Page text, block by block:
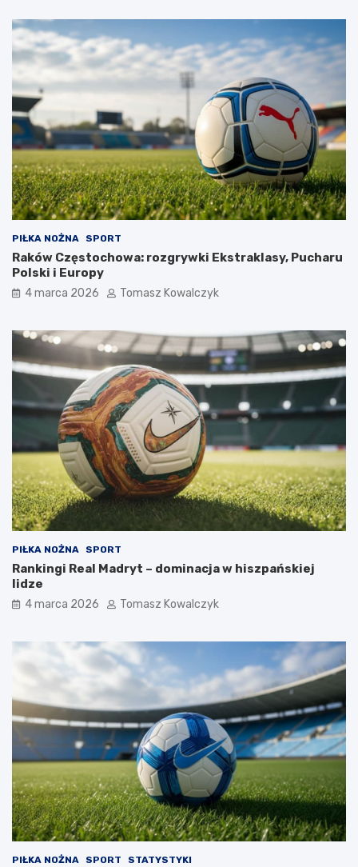
PIŁKA NOŻNA SPORT
Raków Częstochowa: rozgrywki Ekstraklasy, Pucharu
Polski i Europy
4 marca 2026 Tomasz Kowalczyk
PIŁKA NOŻNA SPORT
Rankingi Real Madryt – dominacja w hiszpańskiej
lidze
4 marca 2026 Tomasz Kowalczyk
PIŁKA NOŻNA SPORT STATYSTYKI